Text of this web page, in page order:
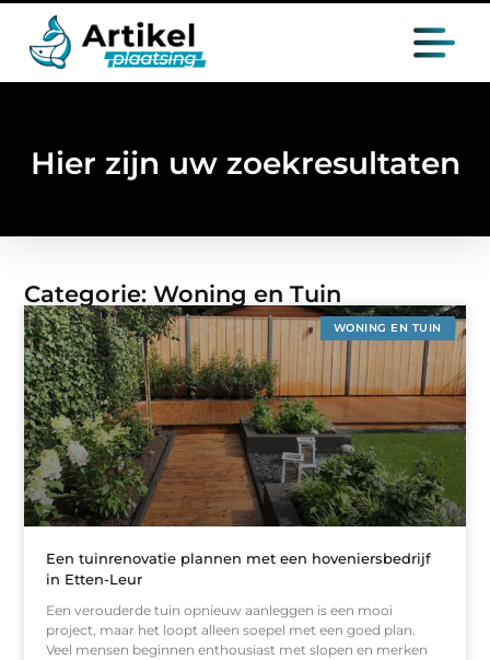
Hier zijn uw zoekresultaten
Categorie: Woning en Tuin
WONING EN TUIN
Een tuinrenovatie plannen met een hoveniersbedrijf
in Etten-Leur
Een verouderde tuin opnieuw aanleggen is een mooi
project, maar het loopt alleen soepel met een goed plan.
Veel mensen beginnen enthousiast met slopen en merken